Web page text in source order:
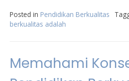
Posted in Pendidikan Berkualitas
berkualitas adalah
Memahami